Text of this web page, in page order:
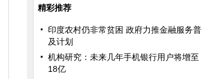
精彩推荐
印度农村仍非常贫困 政府力推金融服务普
及计划
机构研究：未来几年手机银行用户将增至
18亿